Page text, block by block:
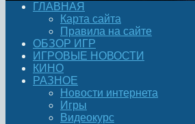
ГЛАВНАЯ
Карта сайта
Правила на сайте
ОБЗОР ИГР
ИГРОВЫЕ НОВОСТИ
КИНО
РАЗНОЕ
Новости интернета
Игры
Видеокурс